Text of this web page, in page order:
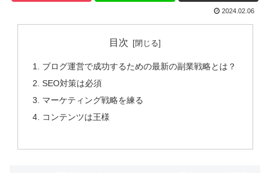
2024.02.06
目次
ブログ運営で成功するための最新の副業戦略とは？
SEO対策は必須
マーケティング戦略を練る
コンテンツは王様